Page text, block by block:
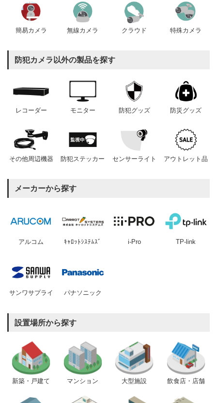
簡易カメラ 無線カメラ クラウド 特殊カメラ
防犯カメラ以外の製品を探す
レコーダー モニター 防犯グッズ 防災グッズ
その他周辺機器 防犯ステッカー センサーライト アウトレット品
メーカーから探す
アルコム ｷｬﾛｯﾄｼｽﾃﾑｽﾞ i-Pro TP-link
サンワサプライ パナソニック
設置場所から探す
新築・戸建て マンション 大型施設 飲食店・店舗